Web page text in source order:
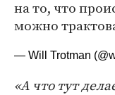
на то, что
можно
— Will Trotman
«А что тут